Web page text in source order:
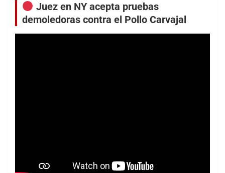
Juez en NY acepta pruebas
demoledoras contra el Pollo Carvajal